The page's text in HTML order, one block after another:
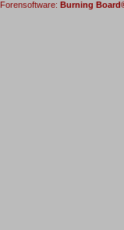
Forensoftware: Burning